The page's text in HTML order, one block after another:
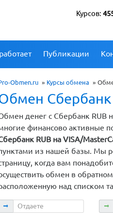
Курсов:
Публикации
Obmen.ru » Курсы обмена »
Сбербанк
денег с Сбербанк RUB
финансово активные
RUB на VISA/
из нашей базы. Мы
когда вам
обмен в
над списком
Отдаете